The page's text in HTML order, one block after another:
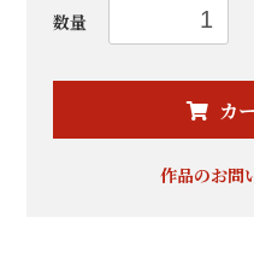
数量
カ
お買い物を続け
作品のお問